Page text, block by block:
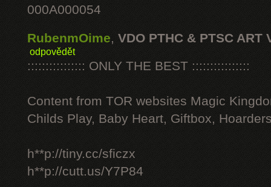
000A000054
RubenmOime, VDO PTHC & PTSC ART
odpovědět
:::::::::::::::: ONLY THE BEST ::::::::::::::::
Content from TOR websites Magic
Childs Play, Baby Heart, Giftbox,
h**p://tiny.cc/sficzx
h**p://cutt.us/Y7P84